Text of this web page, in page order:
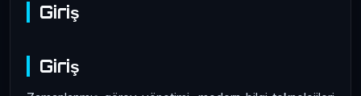
Giriş
Giriş